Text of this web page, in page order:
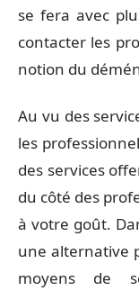
se fera avec
contacter les
notion du
Au vu des
les
des services
du côté des
à votre goût.
une alternative
moyens de